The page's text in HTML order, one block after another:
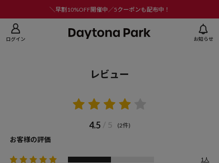
＼早割10%OFF開催中／5クーポンも配布中！
ログイン お知らせ
レビュー
4.5 / 5 (2件)
お客様の評価
1人